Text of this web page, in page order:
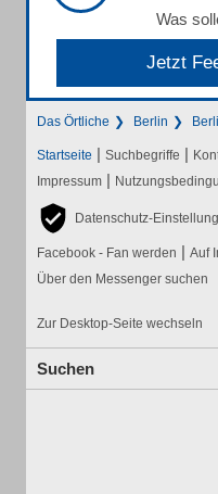
Was
Jetzt
Das Örtliche Berlin
Startseite | Suchbegriffe |
Impressum |
Datenschutz-
Facebook - Fan werden | Auf
Über den Messenger suchen
Zur Desktop-Seite wechseln
Suchen